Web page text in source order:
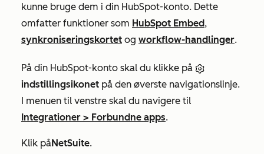
kunne bruge dem i din HubSpot-konto. Dette
omfatter funktioner som HubSpot Embed,
synkroniseringskortet og workflow-handlinger.
På din HubSpot-konto skal du klikke på
indstillingsikonet på den øverste navigationslinje.
I menuen til venstre skal du navigere til
Integrationer > Forbundne apps.
Klik påNetSuite.